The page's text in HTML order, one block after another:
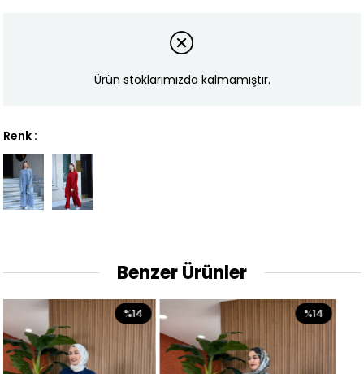
Ürün stoklarımızda kalmamıştır.
Renk :
Benzer Ürünler
%14